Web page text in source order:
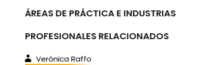
ÁREAS DE PRÁCTICA E INDUSTRIAS
PROFESIONALES RELACIONADOS
Verónica Raffo